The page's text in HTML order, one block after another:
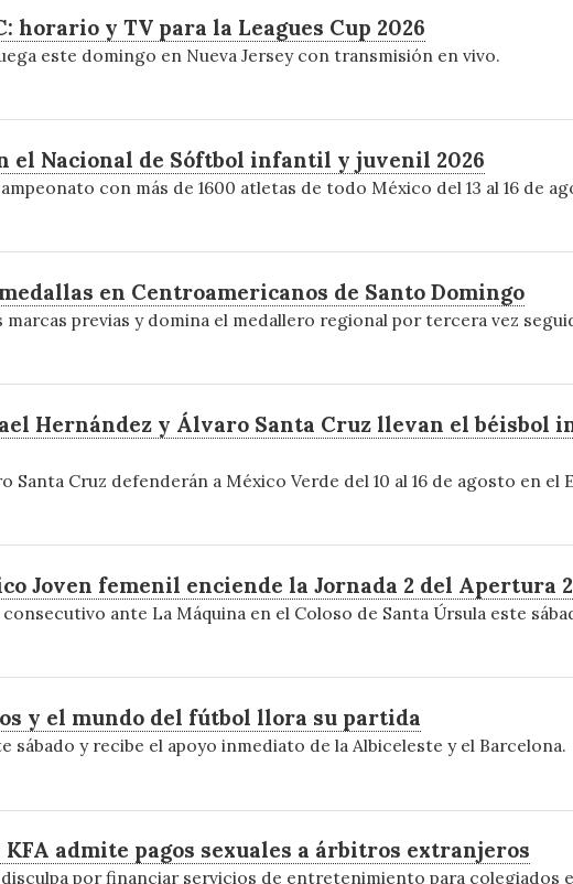
horario y TV para la Leagues Cup 2026
este domingo en Nueva Jersey con transmisión en vivo.
el Nacional de Sóftbol infantil y juvenil 2026
con más de 1600 atletas de todo México del 13 al 16 de
en Centroamericanos de Santo Domingo
previas y domina el medallero regional por tercera vez
Hernández y Álvaro Santa Cruz llevan el béisbol
Santa Cruz defenderán a México Verde del 10 al 16 de agosto en
Joven femenil enciende la Jornada 2 del Apertura
ante La Máquina en el Coloso de Santa Úrsula este
y el mundo del fútbol llora su partida
y recibe el apoyo inmediato de la Albiceleste y el Barcelona.
admite pagos sexuales a árbitros extranjeros
por financiar servicios de entretenimiento para colegiados